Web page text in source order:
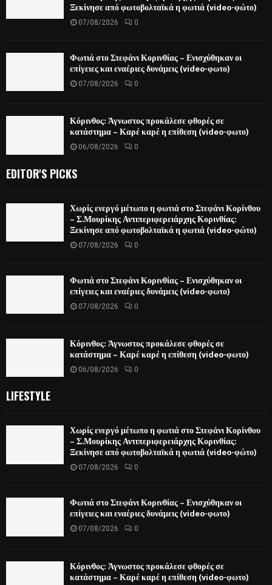
Ξεκίνησε από φωτοβολταϊκά η φωτιά (video-φώτο)
07/08/2026 0
Φωτιά στο Στεφάνι Κορινθίας – Ενισχύθηκαν οι
επίγειες και εναέριες δυνάμεις (video-φωτο)
07/08/2026 0
Κόρινθος: Άγνωστος προκάλεσε φθορές σε
κατάστημα – Καρέ καρέ η επίθεση (video-φωτο)
06/08/2026 0
EDITOR'S PICKS
Χωρίς ενεργό μέτωπο η φωτιά στο Στεφάνι Κορίνθου
– Σ.Μουρίκης Αντιπεριφερειάρχης Κορινθίας:
Ξεκίνησε από φωτοβολταϊκά η φωτιά (video-φώτο)
07/08/2026 0
Φωτιά στο Στεφάνι Κορινθίας – Ενισχύθηκαν οι
επίγειες και εναέριες δυνάμεις (video-φωτο)
07/08/2026 0
Κόρινθος: Άγνωστος προκάλεσε φθορές σε
κατάστημα – Καρέ καρέ η επίθεση (video-φωτο)
06/08/2026 0
LIFESTYLE
Χωρίς ενεργό μέτωπο η φωτιά στο Στεφάνι Κορίνθου
– Σ.Μουρίκης Αντιπεριφερειάρχης Κορινθίας:
Ξεκίνησε από φωτοβολταϊκά η φωτιά (video-φώτο)
07/08/2026 0
Φωτιά στο Στεφάνι Κορινθίας – Ενισχύθηκαν οι
επίγειες και εναέριες δυνάμεις (video-φωτο)
07/08/2026 0
Κόρινθος: Άγνωστος προκάλεσε φθορές σε
κατάστημα – Καρέ καρέ η επίθεση (video-φωτο)